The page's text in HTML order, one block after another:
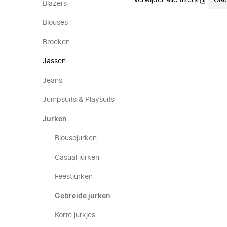
Blazers
Blouses
Broeken
Jassen
Jeans
Jumpsuits & Playsuits
Jurken
Blousejurken
Casual jurken
Feestjurken
Gebreide jurken
Korte jurkjes